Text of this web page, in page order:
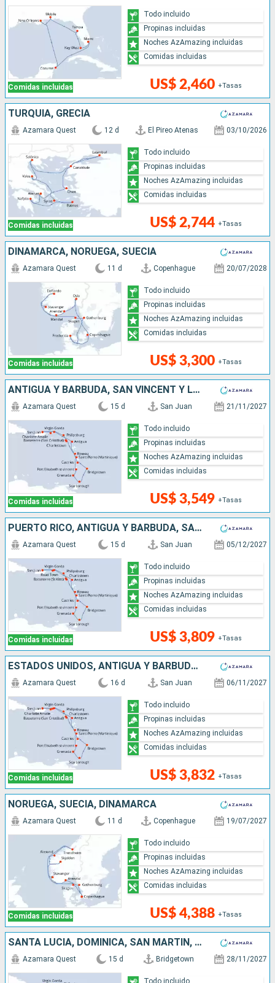
Comidas incluidas US$ 2,460 +Tasas
Todo incluido
Propinas incluidas
Noches AzAmazing incluidas
Comidas incluidas
TURQUÍA, GRECIA
Comidas incluidas
Azamara Quest 12 d El Pireo Atenas 03/10/2026
US$ 2,744 +Tasas
Todo incluido
Propinas incluidas
Noches AzAmazing incluidas
Comidas incluidas
DINAMARCA, NORUEGA, SUECIA
Comidas incluidas
Azamara Quest 11 d Copenhague 20/07/2028
US$ 3,300 +Tasas
Todo incluido
Propinas incluidas
Noches AzAmazing incluidas
Comidas incluidas
ANTIGUA Y BARBUDA, SAN VINCENT Y LAS GRANADINAS, GRENADA, TRINIDAD Y TOBAGO, BARBADOS, SANTA LUCIA, DOMINICA, SAN MARTÍN, ESTADOS UNIDOS, PUERTO RICO
Comidas incluidas
Azamara Quest 15 d San Juan 21/11/2027
US$ 3,549 +Tasas
Todo incluido
Propinas incluidas
Noches AzAmazing incluidas
Comidas incluidas
PUERTO RICO, ANTIGUA Y BARBUDA, SAN VINCENT Y LAS GRANADINAS, GRENADA, TRINIDAD Y TOBAGO, BARBADOS, SANTA LUCIA, DOMINICA, SAN MARTÍN
Comidas incluidas
Azamara Quest 15 d San Juan 05/12/2027
US$ 3,809 +Tasas
Todo incluido
Propinas incluidas
Noches AzAmazing incluidas
Comidas incluidas
ESTADOS UNIDOS, ANTIGUA Y BARBUDA, SAN VINCENT Y LAS GRANADINAS, GRENADA, TRINIDAD Y TOBAGO, BARBADOS, SANTA LUCIA, DOMINICA, SAN MARTÍN, PUERTO RICO
Comidas incluidas
Azamara Quest 16 d San Juan 06/11/2027
US$ 3,832 +Tasas
Todo incluido
Propinas incluidas
Noches AzAmazing incluidas
Comidas incluidas
NORUEGA, SUECIA, DINAMARCA
Comidas incluidas
Azamara Quest 11 d Copenhague 19/07/2027
US$ 4,388 +Tasas
Todo incluido
Propinas incluidas
Noches AzAmazing incluidas
Comidas incluidas
SANTA LUCIA, DOMINICA, SAN MARTÍN, ESTADOS UNIDOS, PUERTO RICO, ANTIGUA Y BARBUDA, SAN VINCENT Y LAS GRANADINAS, GRENADA, TRINIDAD Y TOBAGO, BARBADOS
Azamara Quest 15 d Bridgetown 28/11/2027
Todo incluido